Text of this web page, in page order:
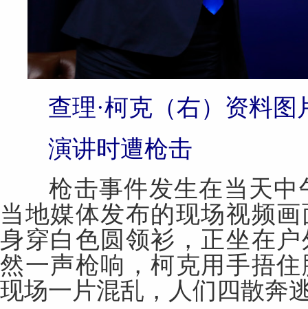
查理·柯克（右）资料图
演讲时遭枪击
枪击事件发生在当天中
当地媒体发布的现场视频
身穿白色圆领衫，正坐在
然一声枪响，柯克用手捂
现场一片混乱，人们四散奔